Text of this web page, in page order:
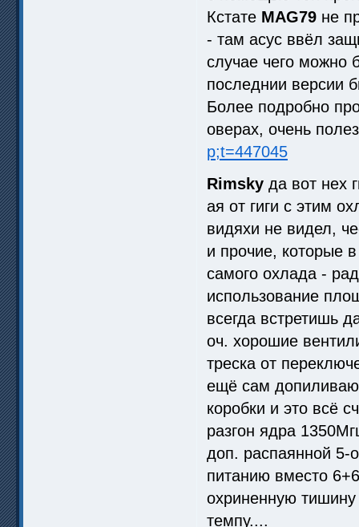
Кстате MAG79 не
- там асус ввёл
случае чего можно
последнии версии
Более подробно
оверах, очень
p;t=447045
Rimsky да вот нех
ая от гиги с этим
видяхи не видел,
и прочие, которые
самого охлада -
использование
всегда встретишь
оч. хорошие
треска от
ещё сам допиливаю
коробки и это всё
разгон ядра
доп. распаянной 5-
питанию вместо
охриненную
темпу....